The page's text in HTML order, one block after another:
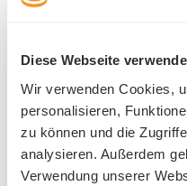
Diese Webseite
Wir verwenden Cookies,
personalisieren,
zu können und die
analysieren. Außerdem
Verwendung unserer
vielfältig.
Für Unternehmen
Swisscontact übernimmt
Administration und
unkompliziert und
zeigen: Die